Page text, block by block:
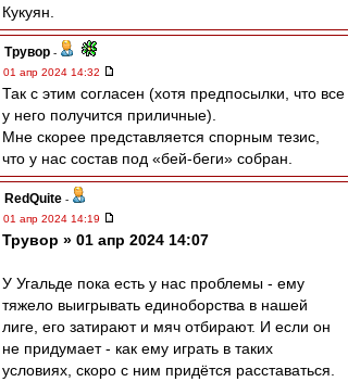
Кукуян.
Трувор -
01 апр 2024 14:32
Так с этим согласен (хотя предпосылки, что все
у него получится приличные).
Мне скорее представляется спорным тезис,
что у нас состав под «бей-беги» собран.
RedQuite -
01 апр 2024 14:19
Трувор » 01 апр 2024 14:07
У Угальде пока есть у нас проблемы - ему
тяжело выигрывать единоборства в нашей
лиге, его затирают и мяч отбирают. И если он
не придумает - как ему играть в таких
условиях, скоро с ним придётся расставаться.